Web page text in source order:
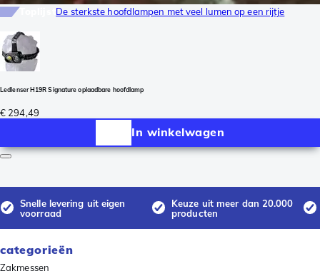
Toplijst De sterkste hoofdlampen met veel lumen op een rijtje
Ledlenser H19R Signature oplaadbare hoofdlamp
€ 294,49
In winkelwagen
Snelle levering uit eigen
voorraad
Keuze uit meer dan 20.000
producten
categorieën
Zakmessen